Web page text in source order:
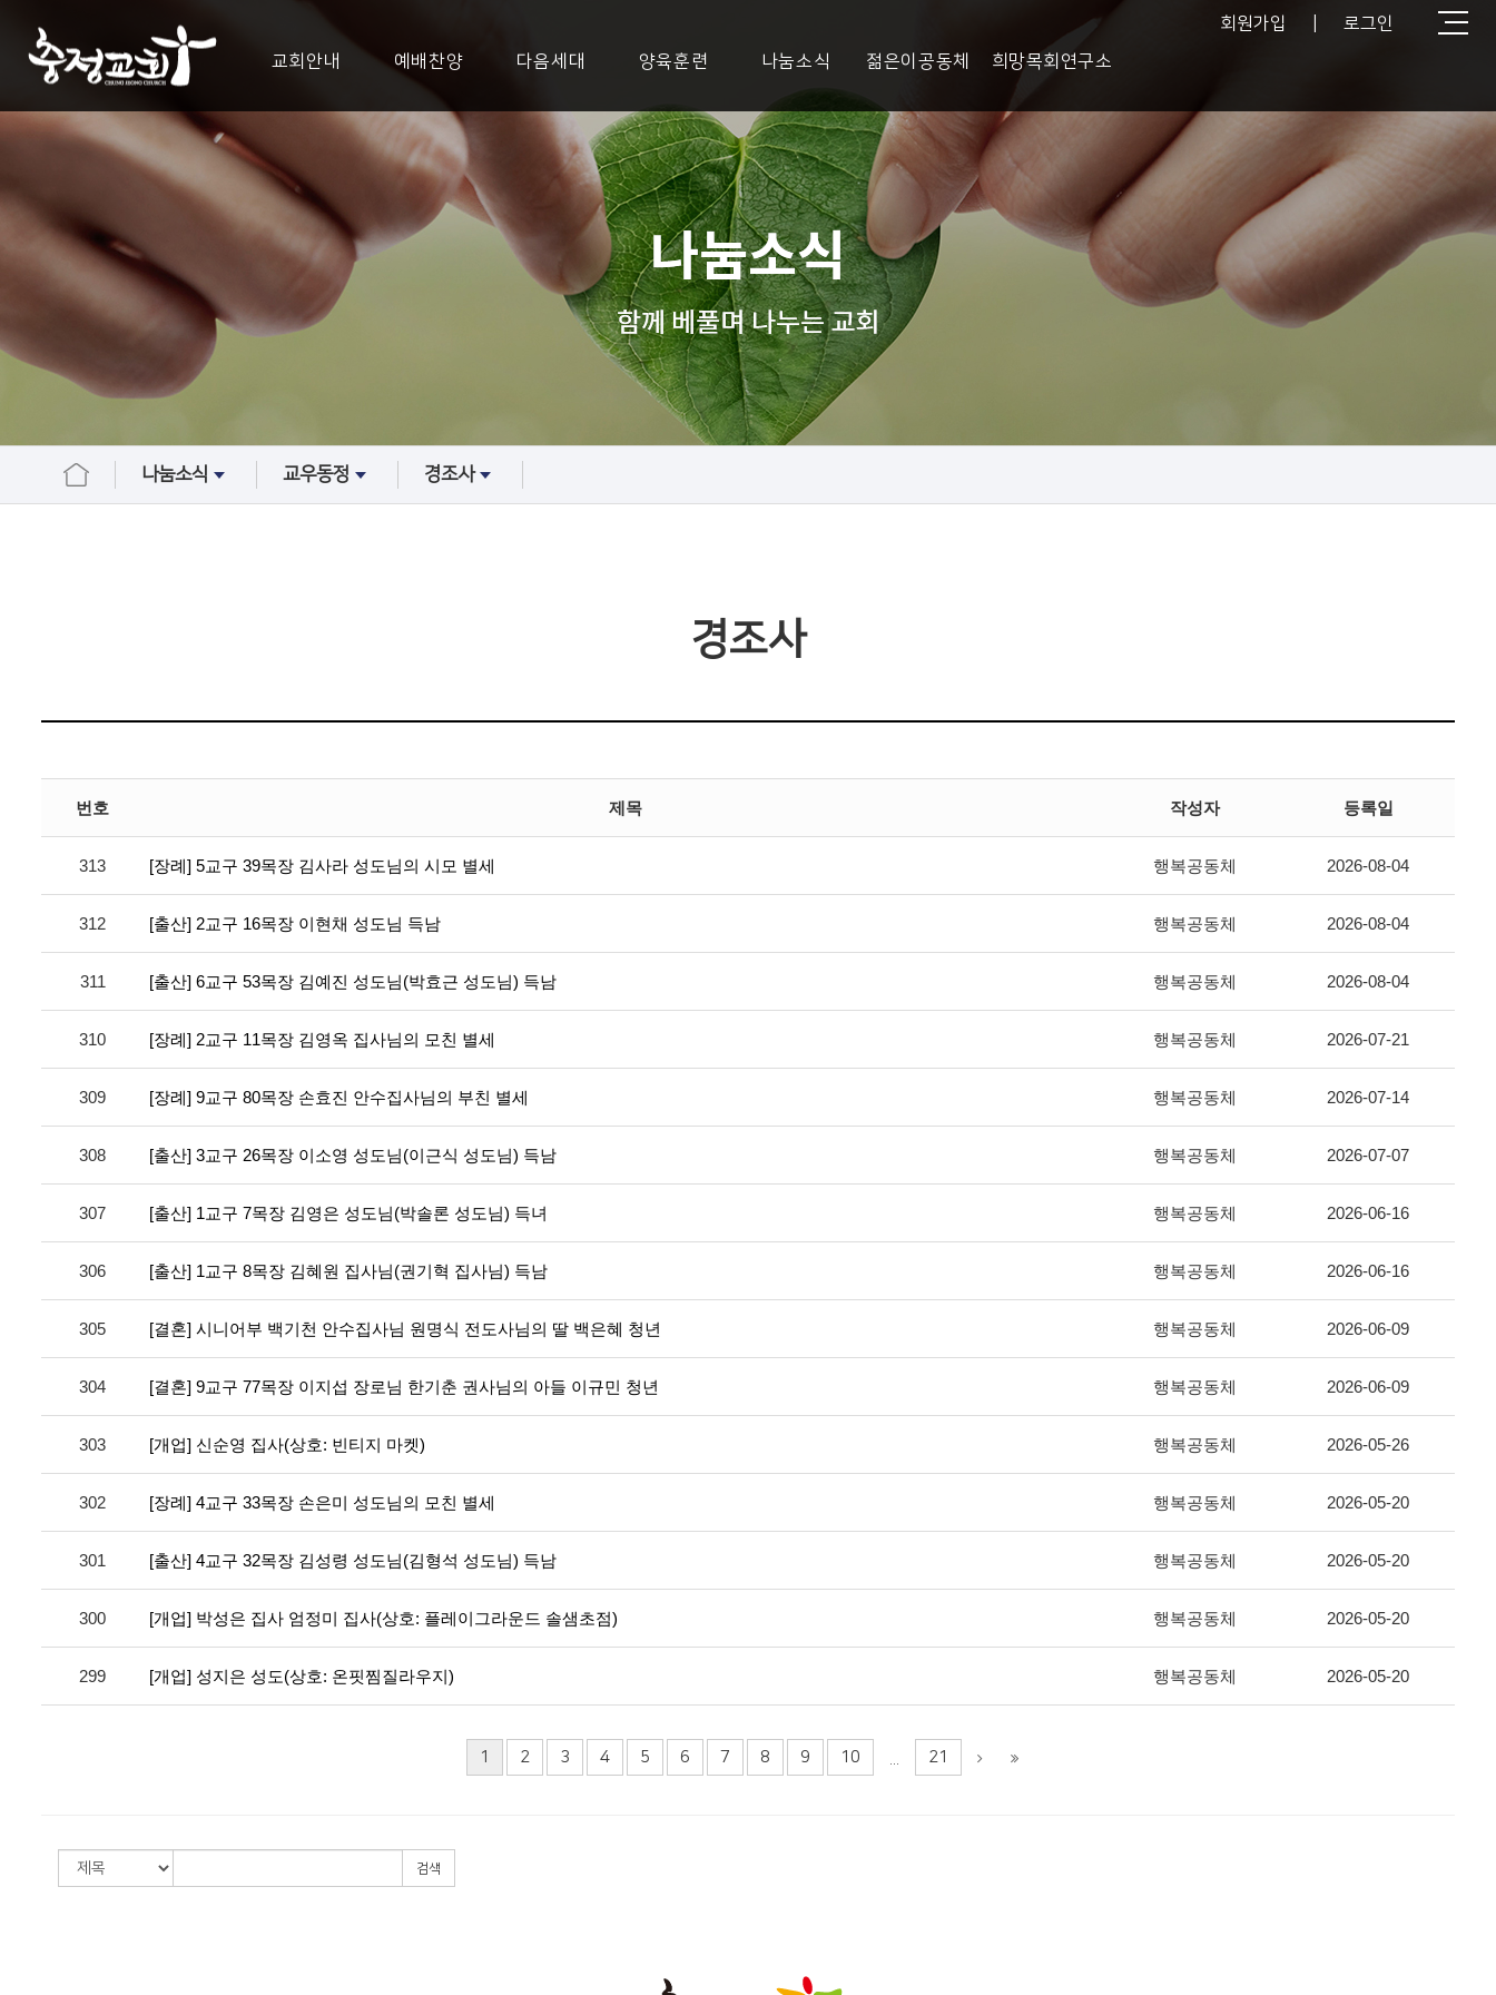
교회안내 예배찬양 다음세대 양육훈련 나눔소식 젊은이공동체 희망목회연구소
회원가입 로그인
나눔소식 교우동정 경조사
경조사
번호 제목 작성자 등록일
313 [장례] 5교구 39목장 김사라 성도님의 시모 별세 행복공동체 2026-08-04
312 [출산] 2교구 16목장 이현채 성도님 득남 행복공동체 2026-08-04
311 [출산] 6교구 53목장 김예진 성도님(박효근 성도님) 득남 행복공동체 2026-08-04
310 [장례] 2교구 11목장 김영옥 집사님의 모친 별세 행복공동체 2026-07-21
309 [장례] 9교구 80목장 손효진 안수집사님의 부친 별세 행복공동체 2026-07-14
308 [출산] 3교구 26목장 이소영 성도님(이근식 성도님) 득남 행복공동체 2026-07-07
307 [출산] 1교구 7목장 김영은 성도님(박솔론 성도님) 득녀 행복공동체 2026-06-16
306 [출산] 1교구 8목장 김혜원 집사님(권기혁 집사님) 득남 행복공동체 2026-06-16
305 [결혼] 시니어부 백기천 안수집사님 원명식 전도사님의 딸 백은혜 청년 행복공동체 2026-06-09
304 [결혼] 9교구 77목장 이지섭 장로님 한기춘 권사님의 아들 이규민 청년 행복공동체 2026-06-09
303 [개업] 신순영 집사(상호: 빈티지 마켓) 행복공동체 2026-05-26
302 [장례] 4교구 33목장 손은미 성도님의 모친 별세 행복공동체 2026-05-20
301 [출산] 4교구 32목장 김성령 성도님(김형석 성도님) 득남 행복공동체 2026-05-20
300 [개업] 박성은 집사 엄정미 집사(상호: 플레이그라운드 솔샘초점) 행복공동체 2026-05-20
299 [개업] 성지은 성도(상호: 온핏찜질라우지) 행복공동체 2026-05-20
1 2 3 4 5 6 7 8 9 10 21
검색